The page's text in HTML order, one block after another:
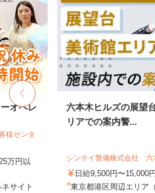
オペレ
様センタ
万円以
サイト
六本木ヒルズの展望
リアでの案内警...
シンテイ警備株式会社 六
日給9,500円〜15,000
東京都港区周辺エリア